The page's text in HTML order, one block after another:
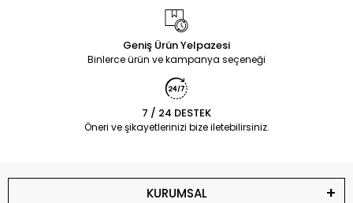
Geniş Ürün Yelpazesi
Binlerce ürün ve kampanya seçeneği
7 / 24 DESTEK
Öneri ve şikayetlerinizi bize iletebilirsiniz.
KURUMSAL